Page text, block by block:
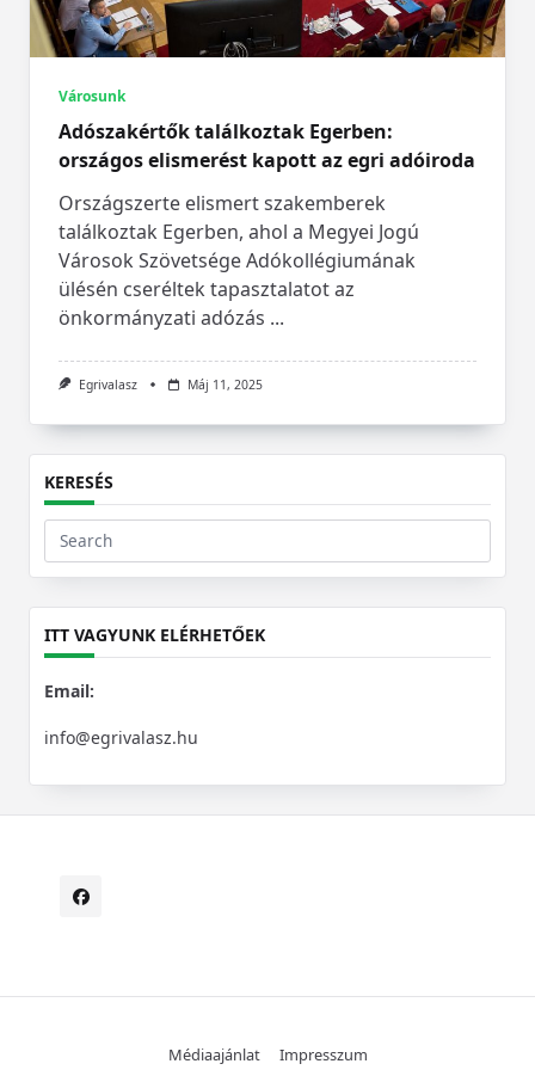
Városunk
Adószakértők találkoztak Egerben:
országos elismerést kapott az egri adóiroda
Országszerte elismert szakemberek
találkoztak Egerben, ahol a Megyei Jogú
Városok Szövetsége Adókollégiumának
ülésén cseréltek tapasztalatot az
önkormányzati adózás ...
Egrivalasz Máj 11, 2025
KERESÉS
Search
for:
ITT VAGYUNK ELÉRHETŐEK
Email:
info@egrivalasz.hu
Médiaajánlat Impresszum